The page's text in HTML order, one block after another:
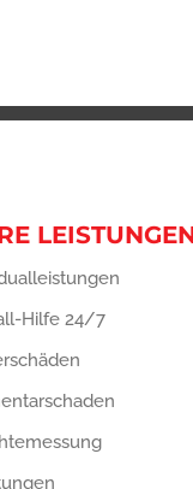
Hilfe 24/7